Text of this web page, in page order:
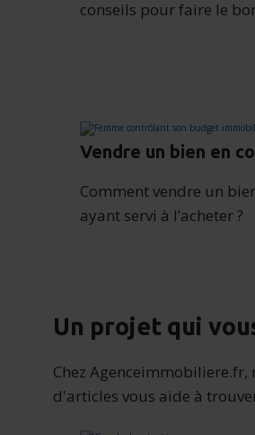
conseils pour faire le
Vendre un bien en
Comment vendre un
ayant servi à l’acheter ?
Un projet qui
Chez
d'articles vous aide à